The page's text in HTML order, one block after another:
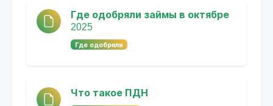
Где одобряли займы в октябре
2025
Где одобряли
Что такое ПДН